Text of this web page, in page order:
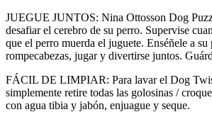
JUEGUE JUNTOS: Nina Ottosson Dog
desafiar el cerebro de su perro. Supervise
que el perro muerda el juguete. Enséñele a su
rompecabezas, jugar y divertirse juntos.
FÁCIL DE LIMPIAR: Para lavar el Dog
simplemente retire todas las golosinas /
con agua tibia y jabón, enjuague y seque.